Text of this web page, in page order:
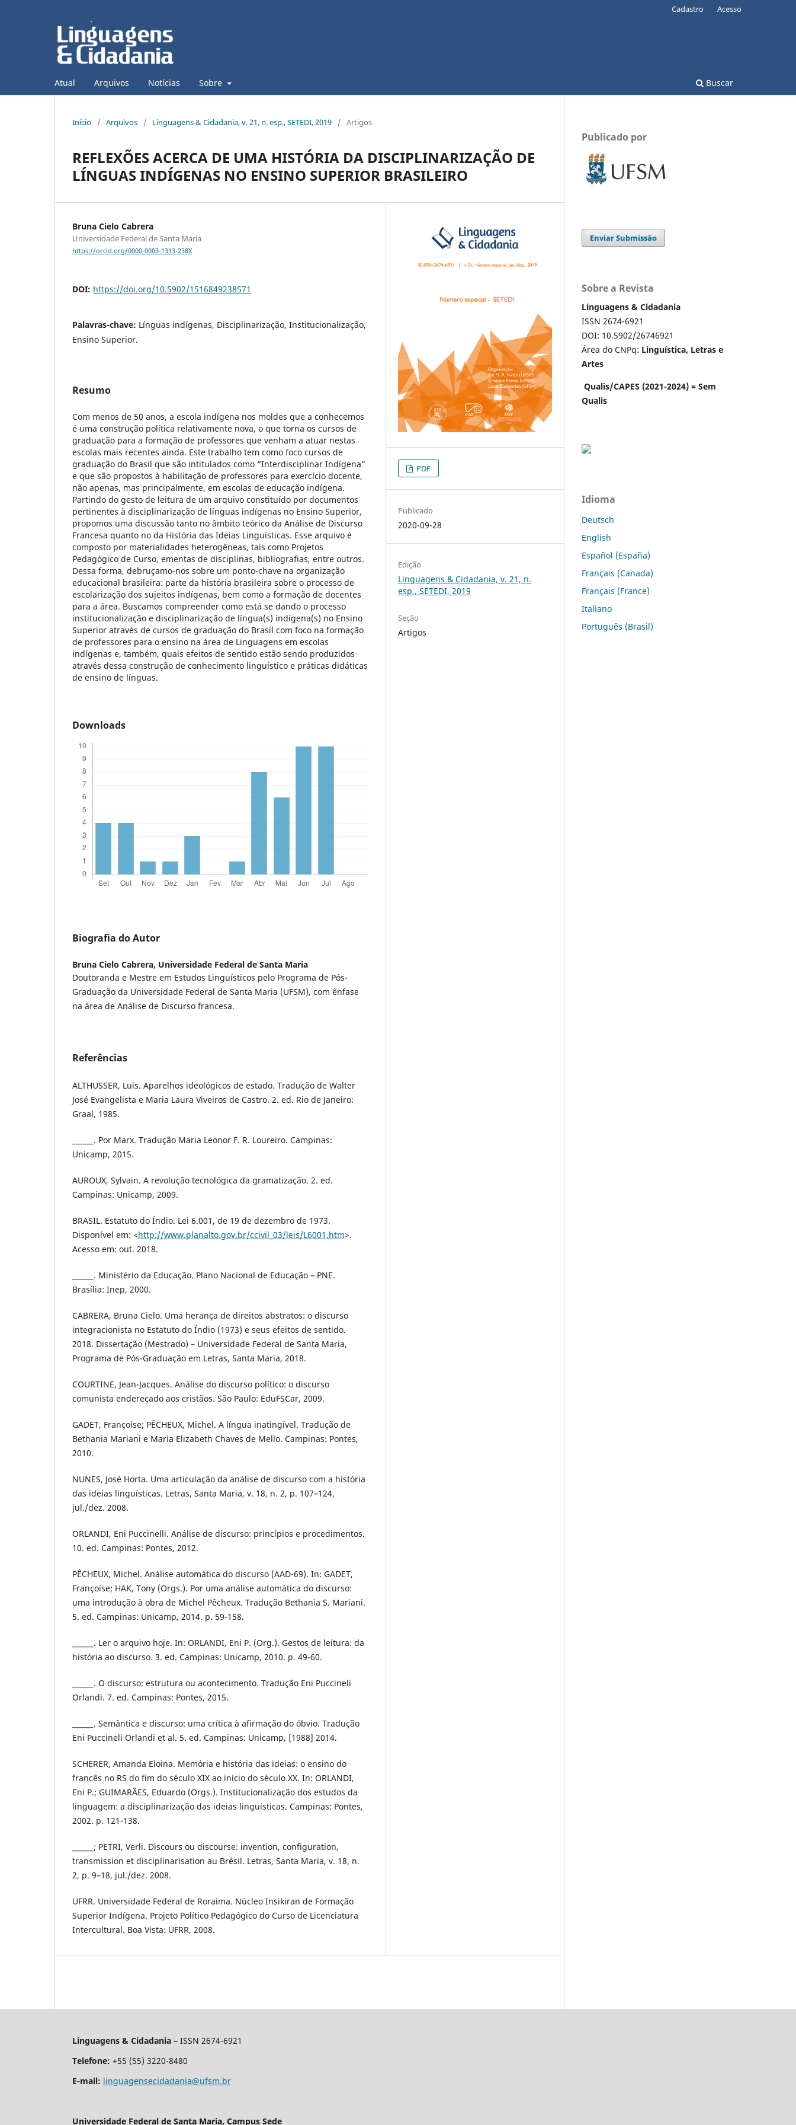
Atual Arquivos Notícias Sobre Buscar
Cadastro Acesso
Início / Arquivos / Linguagens & Cidadania, v. 21, n. esp., SETEDI, 2019 / Artigos
REFLEXÕES ACERCA DE UMA HISTÓRIA DA DISCIPLINARIZAÇÃO DE
LÍNGUAS INDÍGENAS NO ENSINO SUPERIOR BRASILEIRO
Bruna Cielo Cabrera
Universidade Federal de Santa Maria
https://orcid.org/0000-0003-1313-238X
DOI: https://doi.org/10.5902/1516849238571
Palavras-chave: Línguas indígenas, Disciplinarização, Institucionalização,
Ensino Superior.
Resumo
Com menos de 50 anos, a escola indígena nos moldes que a conhecemos
é uma construção política relativamente nova, o que torna os cursos de
graduação para a formação de professores que venham a atuar nestas
escolas mais recentes ainda. Este trabalho tem como foco cursos de
graduação do Brasil que são intitulados como “Interdisciplinar Indígena”
e que são propostos à habilitação de professores para exercício docente,
não apenas, mas principalmente, em escolas de educação indígena.
Partindo do gesto de leitura de um arquivo constituído por documentos
pertinentes à disciplinarização de línguas indígenas no Ensino Superior,
propomos uma discussão tanto no âmbito teórico da Análise de Discurso
Francesa quanto no da História das Ideias Linguísticas. Esse arquivo é
composto por materialidades heterogêneas, tais como Projetos
Pedagógico de Curso, ementas de disciplinas, bibliografias, entre outros.
Dessa forma, debruçamo-nos sobre um ponto-chave na organização
educacional brasileira: parte da história brasileira sobre o processo de
escolarização dos sujeitos indígenas, bem como a formação de docentes
para a área. Buscamos compreender como está se dando o processo
institucionalização e disciplinarização de língua(s) indígena(s) no Ensino
Superior através de cursos de graduação do Brasil com foco na formação
de professores para o ensino na área de Linguagens em escolas
indígenas e, também, quais efeitos de sentido estão sendo produzidos
através dessa construção de conhecimento linguístico e práticas didáticas
de ensino de línguas.
Downloads
Biografia do Autor
Bruna Cielo Cabrera, Universidade Federal de Santa Maria
Doutoranda e Mestre em Estudos Linguísticos pelo Programa de Pós-
Graduação da Universidade Federal de Santa Maria (UFSM), com ênfase
na área de Análise de Discurso francesa.
Referências
ALTHUSSER, Luis. Aparelhos ideológicos de estado. Tradução de Walter
José Evangelista e Maria Laura Viveiros de Castro. 2. ed. Rio de Janeiro:
Graal, 1985.
______. Por Marx. Tradução Maria Leonor F. R. Loureiro. Campinas:
Unicamp, 2015.
AUROUX, Sylvain. A revolução tecnológica da gramatização. 2. ed.
Campinas: Unicamp, 2009.
BRASIL. Estatuto do Índio. Lei 6.001, de 19 de dezembro de 1973.
Disponível em: <http://www.planalto.gov.br/ccivil_03/leis/L6001.htm>.
Acesso em: out. 2018.
______. Ministério da Educação. Plano Nacional de Educação – PNE.
Brasília: Inep, 2000.
CABRERA, Bruna Cielo. Uma herança de direitos abstratos: o discurso
integracionista no Estatuto do Índio (1973) e seus efeitos de sentido.
2018. Dissertação (Mestrado) – Universidade Federal de Santa Maria,
Programa de Pós-Graduação em Letras, Santa Maria, 2018.
COURTINE, Jean-Jacques. Análise do discurso político: o discurso
comunista endereçado aos cristãos. São Paulo: EduFSCar, 2009.
GADET, Françoise; PÊCHEUX, Michel. A língua inatingível. Tradução de
Bethania Mariani e Maria Elizabeth Chaves de Mello. Campinas: Pontes,
2010.
NUNES, José Horta. Uma articulação da análise de discurso com a história
das ideias linguísticas. Letras, Santa Maria, v. 18, n. 2, p. 107–124,
jul./dez. 2008.
ORLANDI, Eni Puccinelli. Análise de discurso: princípios e procedimentos.
10. ed. Campinas: Pontes, 2012.
PÊCHEUX, Michel. Análise automática do discurso (AAD-69). In: GADET,
Françoise; HAK, Tony (Orgs.). Por uma análise automática do discurso:
uma introdução à obra de Michel Pêcheux. Tradução Bethania S. Mariani.
5. ed. Campinas: Unicamp, 2014. p. 59-158.
______. Ler o arquivo hoje. In: ORLANDI, Eni P. (Org.). Gestos de leitura: da
história ao discurso. 3. ed. Campinas: Unicamp, 2010. p. 49-60.
______. O discurso: estrutura ou acontecimento. Tradução Eni Puccineli
Orlandi. 7. ed. Campinas: Pontes, 2015.
______. Semântica e discurso: uma crítica à afirmação do óbvio. Tradução
Eni Puccineli Orlandi et al. 5. ed. Campinas: Unicamp, [1988] 2014.
SCHERER, Amanda Eloina. Memória e história das ideias: o ensino do
francês no RS do fim do século XIX ao início do século XX. In: ORLANDI,
Eni P.; GUIMARÃES, Eduardo (Orgs.). Institucionalização dos estudos da
linguagem: a disciplinarização das ideias linguísticas. Campinas: Pontes,
2002. p. 121-138.
______; PETRI, Verli. Discours ou discourse: invention, configuration,
transmission et disciplinarisation au Brésil. Letras, Santa Maria, v. 18, n.
2, p. 9–18, jul./dez. 2008.
UFRR. Universidade Federal de Roraima. Núcleo Insikiran de Formação
Superior Indígena. Projeto Político Pedagógico do Curso de Licenciatura
Intercultural. Boa Vista: UFRR, 2008.
PDF
Publicado
2020-09-28
Edição
Linguagens & Cidadania, v. 21, n.
esp., SETEDI, 2019
Seção
Artigos
Publicado por
Enviar Submissão
Sobre a Revista
Linguagens & Cidadania
ISSN 2674-6921
DOI: 10.5902/26746921
Área do CNPq: Linguística, Letras e
Artes
Qualis/CAPES (2021-2024) = Sem
Qualis
Idioma
Deutsch
English
Español (España)
Français (Canada)
Français (France)
Italiano
Português (Brasil)
Linguagens & Cidadania – ISSN 2674-6921
Telefone: +55 (55) 3220-8480
E-mail: linguagensecidadania@ufsm.br
Universidade Federal de Santa Maria, Campus Sede